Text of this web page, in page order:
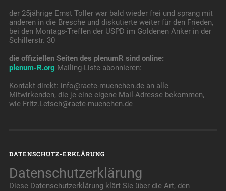
der 25jährige Ernst Toller war bald wieder frei und sprang mit
anderen in die Bresche und diskutierte weiter für den Frieden,
bei den Montags-Treffen der USPD im Goldenen Anker in der
Schillerstr. 30
die offiziellen Seiten des plenumR sind online:
plenum-R.org Mailing-Liste abonnieren:
Kontakt direkt: info@raete-muenchen.de an alle
Mitwirkenden, die je eine eigene Mail-Adresse bekommen,
wie Fritz.Letsch@raete-muenchen.de
DATENSCHUTZ-ERKLÄRUNG
Datenschutzerklärung
Diese Datenschutzerklärung klärt Sie über die Art, den